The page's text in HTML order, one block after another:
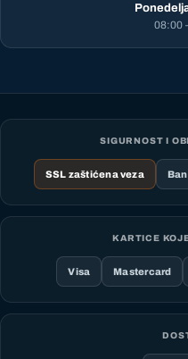
08:00
SIGURNOST I
SSL zaštićena veza
KARTICE
Visa Mastercard